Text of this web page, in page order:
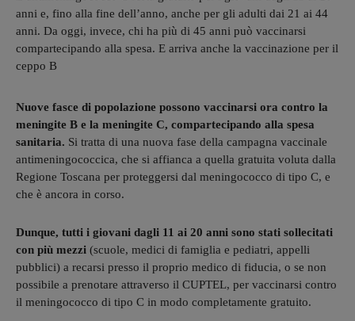
anni e, fino alla fine dell’anno, anche per gli adulti dai 21 ai 44
anni. Da oggi, invece, chi ha più di 45 anni può vaccinarsi
compartecipando alla spesa. E arriva anche la vaccinazione per il
ceppo B
Nuove fasce di popolazione possono vaccinarsi ora contro la
meningite B e la meningite C, compartecipando alla spesa
sanitaria. Si tratta di una nuova fase della campagna vaccinale
antimeningococcica, che si affianca a quella gratuita voluta dalla
Regione Toscana per proteggersi dal meningococco di tipo C, e
che è ancora in corso.
Dunque, tutti i giovani dagli 11 ai 20 anni sono stati sollecitati
con più mezzi (scuole, medici di famiglia e pediatri, appelli
pubblici) a recarsi presso il proprio medico di fiducia, o se non
possibile a prenotare attraverso il CUPTEL, per vaccinarsi contro
il meningococco di tipo C in modo completamente gratuito.